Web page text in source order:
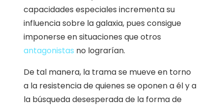
capacidades especiales incrementa su
influencia sobre la galaxia, pues consigue
imponerse en situaciones que otros
antagonistas no lograrían.
De tal manera, la trama se mueve en torno
a la resistencia de quienes se oponen a él y a
la búsqueda desesperada de la forma de